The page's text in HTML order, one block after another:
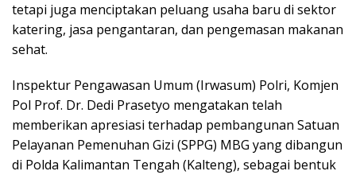
tetapi juga menciptakan peluang usaha baru di sektor
katering, jasa pengantaran, dan pengemasan makanan
sehat.
Inspektur Pengawasan Umum (Irwasum) Polri, Komjen
Pol Prof. Dr. Dedi Prasetyo mengatakan telah
memberikan apresiasi terhadap pembangunan Satuan
Pelayanan Pemenuhan Gizi (SPPG) MBG yang dibangun
di Polda Kalimantan Tengah (Kalteng), sebagai bentuk